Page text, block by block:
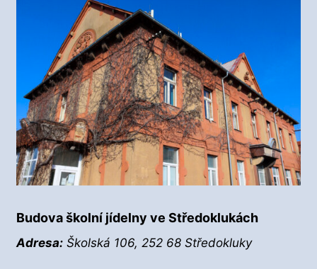
Budova školní jídelny ve Středoklukách
Adresa: Školská 106, 252 68 Středokluky